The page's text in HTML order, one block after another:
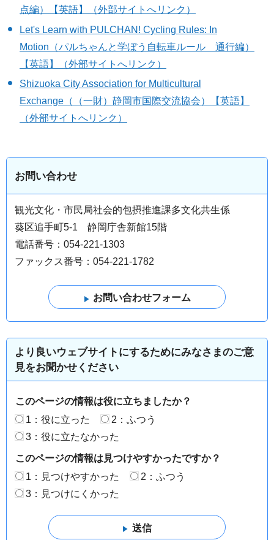
点編）【英語】（外部サイトへリンク）
Let's Learn with PULCHAN! Cycling Rules: In
Motion（パルちゃんと学ぼう自転車ルール 通行編）
【英語】（外部サイトへリンク）
Shizuoka City Association for Multicultural
Exchange（（一財）静岡市国際交流協会）【英語】
（外部サイトへリンク）
お問い合わせ
観光文化・市民局社会的包摂推進課多文化共生係
葵区追手町5-1 静岡庁舎新館15階
電話番号：054-221-1303
ファックス番号：054-221-1782
より良いウェブサイトにするためにみなさまのご意
見をお聞かせください
このページの情報は役に立ちましたか？
1：役に立った
2：ふつう
3：役に立たなかった
このページの情報は見つけやすかったですか？
1：見つけやすかった
2：ふつう
3：見つけにくかった